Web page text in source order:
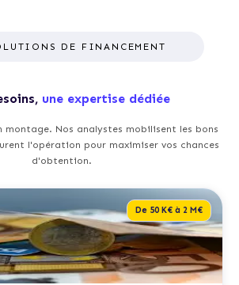
DE FINANCEMENT
une expertise dédiée
montage. Nos analystes mobilisent les bons
l'opération pour maximiser vos chances
d'obtention.
De 50 K€ à 2 M€